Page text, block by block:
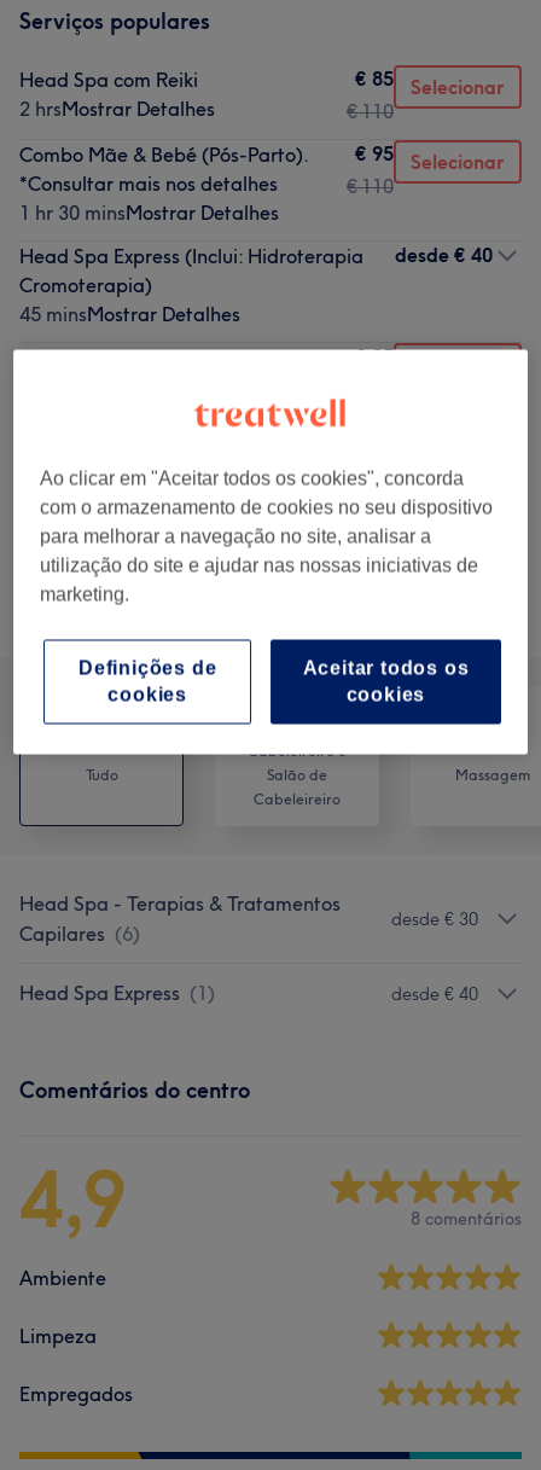
Serviços populares
Head Spa com Reiki
2 hrsMostrar Detalhes
€ 85
€ 110
Selecionar
Combo Mãe & Bebé (Pós-Parto).
*Consultar mais nos detalhes
1 hr 30 minsMostrar Detalhes
€ 95
€ 110
Selecionar
Head Spa Express (Inclui: Hidroterapia
Cromoterapia)
45 minsMostrar Detalhes
desde € 40
Head Spa Express e Barras de
Mostrar Detalhes
€ 85
Hidratação profunda e Massagem
incluída
2 hrsMostrar Detalhes
€ 110
Selecionar
Tudo
Cabeleireiro e
Salão de
Cabeleireiro
Massagem
Head Spa - Terapias & Tratamentos
Capilares (6)
desde € 30
Head Spa Express (1) desde € 40
Comentários do centro
4,9 8 comentários
Ambiente
Limpeza
Empregados
Ao clicar em "Aceitar todos os cookies", concorda
com o armazenamento de cookies no seu dispositivo
para melhorar a navegação no site, analisar a
utilização do site e ajudar nas nossas iniciativas de
marketing.
Aceitar todos os
cookies
Definições de
cookies